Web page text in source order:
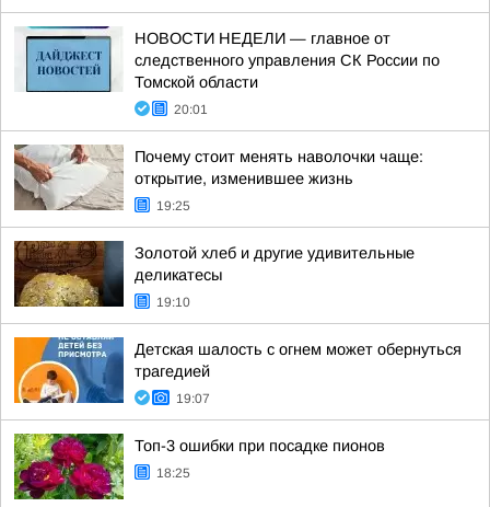
НОВОСТИ НЕДЕЛИ — главное от
следственного управления СК России по
Томской области
20:01
Почему стоит менять наволочки чаще:
открытие, изменившее жизнь
19:25
Золотой хлеб и другие удивительные
деликатесы
19:10
Детская шалость с огнем может обернуться
трагедией
19:07
Топ-3 ошибки при посадке пионов
18:25